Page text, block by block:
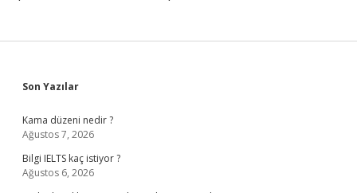
Sidebar
Son Yazılar
Kama düzeni nedir ?
Ağustos 7, 2026
Bilgi IELTS kaç istiyor ?
Ağustos 6, 2026